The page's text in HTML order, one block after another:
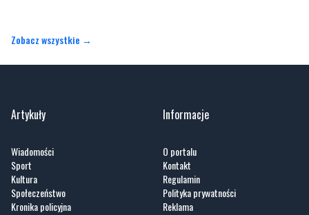
Zobacz wszystkie →
Artykuły
Wiadomości
Sport
Kultura
Społeczeństwo
Kronika policyjna
Informacje
O portalu
Kontakt
Regulamin
Polityka prywatności
Reklama